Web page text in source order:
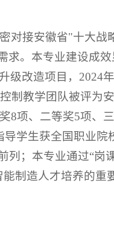
对接安徽省"十大
求。本专业建设成
改造项目，2024
制教学团队被评为
8项、二等奖5项、
学生获全国职业
列；本专业通过“岗
制造人才培养的